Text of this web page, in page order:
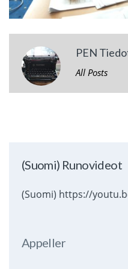
PEN
All Posts
(Suomi) Runovideot
(Suomi) https://
Appeller